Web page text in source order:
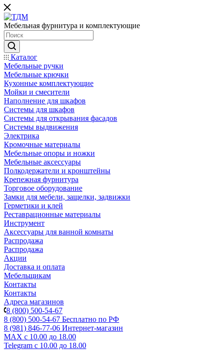
Мебельная фурнитура и комплектующие
Каталог
Мебельные ручки
Мебельные крючки
Кухонные комплектующие
Мойки и смесители
Наполнение для шкафов
Cистемы для шкафов
Системы для открывания фасадов
Системы выдвижения
Электрика
Кромочные материалы
Мебельные опоры и ножки
Мебельные аксессуары
Полкодержатели и кронштейны
Крепежная фурнитура
Торговое оборудование
Замки для мебели, защелки, задвижки
Герметики и клей
Реставрационные материалы
Инструмент
Аксессуары для ванной комнаты
Распродажа
Распродажа
Акции
Доставка и оплата
Мебельщикам
Контакты
Контакты
Адреса магазинов
8 (800) 500-54-67
8 (800) 500-54-67 Бесплатно по РФ
8 (981) 846-77-06 Интернет-магазин
MAX с 10.00 до 18.00
Telegram с 10.00 до 18.00